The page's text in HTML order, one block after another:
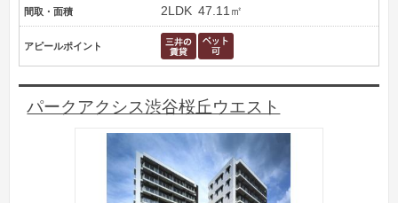
間取・面積 2LDK 47.11㎡
アピールポイント
パークアクシス渋谷桜丘ウエスト